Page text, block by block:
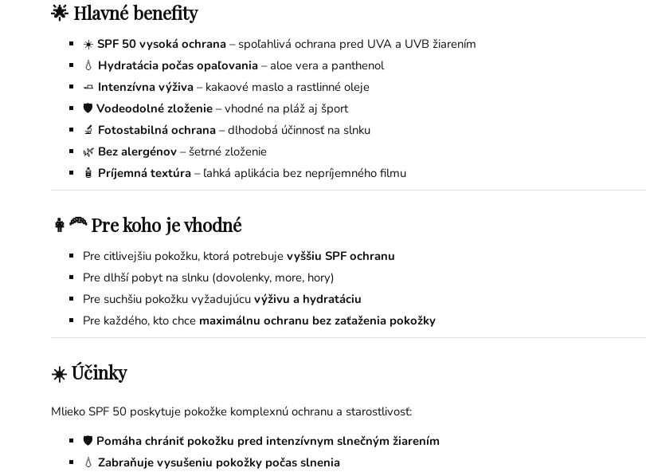
🌟 Hlavné benefity
☀️ SPF 50 vysoká ochrana– spoľahlivá ochrana pred UVA a UVB žiarením
💧 Hydratácia počas opaľovania– aloe vera a panthenol
🧈 Intenzívna výživa– kakaové maslo a rastlinné oleje
🛡️ Vodeodolné zloženie– vhodné na pláž aj šport
🔬 Fotostabilná ochrana– dlhodobá účinnosť na slnku
🌿 Bez alergénov– šetrné zloženie
🧴 Príjemná textúra– ľahká aplikácia bez nepríjemného filmu
👩‍🦰 Pre koho je vhodné
Pre citlivejšiu pokožku, ktorá potrebuje vyššiu SPF ochranu
Pre dlhší pobyt na slnku (dovolenky, more, hory)
Pre suchšiu pokožku vyžadujúcu výživu a hydratáciu
Pre každého, kto chce maximálnu ochranu bez zaťaženia pokožky
☀️ Účinky
Mlieko SPF 50 poskytuje pokožke komplexnú ochranu a starostlivosť:
🛡️ Pomáha chrániť pokožku pred intenzívnym slnečným žiarením
💧 Zabraňuje vysušeniu pokožky počas slnenia